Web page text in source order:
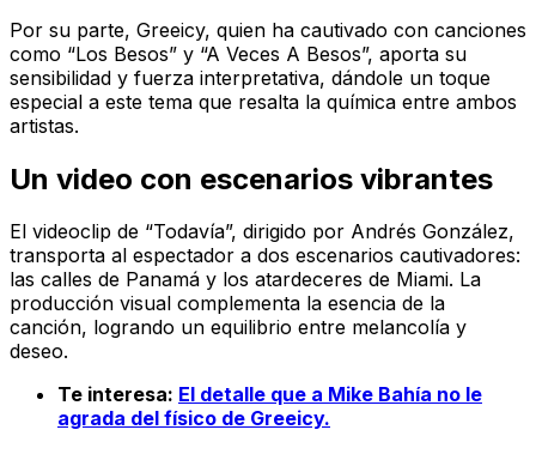
Por su parte, Greeicy, quien ha cautivado con canciones
como “Los Besos” y “A Veces A Besos”, aporta su
sensibilidad y fuerza interpretativa, dándole un toque
especial a este tema que resalta la química entre ambos
artistas.
Un video con escenarios vibrantes
El videoclip de “Todavía”, dirigido por Andrés González,
transporta al espectador a dos escenarios cautivadores:
las calles de Panamá y los atardeceres de Miami. La
producción visual complementa la esencia de la
canción, logrando un equilibrio entre melancolía y
deseo.
Te interesa: El detalle que a Mike Bahía no le
agrada del físico de Greeicy.